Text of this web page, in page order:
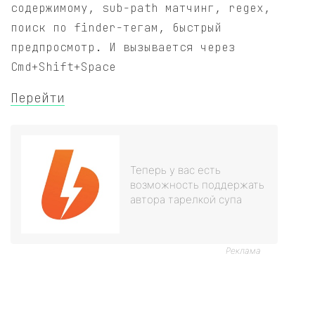
содержимому, sub-path матчинг, regex,
поиск по finder-тегам, быстрый
предпросмотр. И вызывается через
Cmd+Shift+Space
Перейти
Теперь у вас есть
возможность поддержать
автора тарелкой супа
Реклама